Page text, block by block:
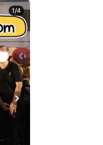
Next slide
1/4